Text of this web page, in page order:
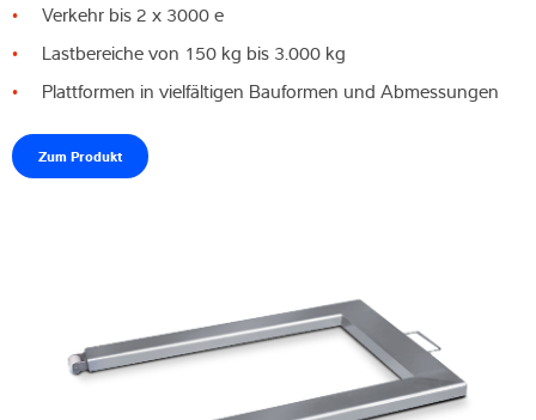
Verkehr bis 2 x 3000 e
Lastbereiche von 150 kg bis 3.000 kg
Plattformen in vielfältigen Bauformen und Abmessungen
Zum Produkt